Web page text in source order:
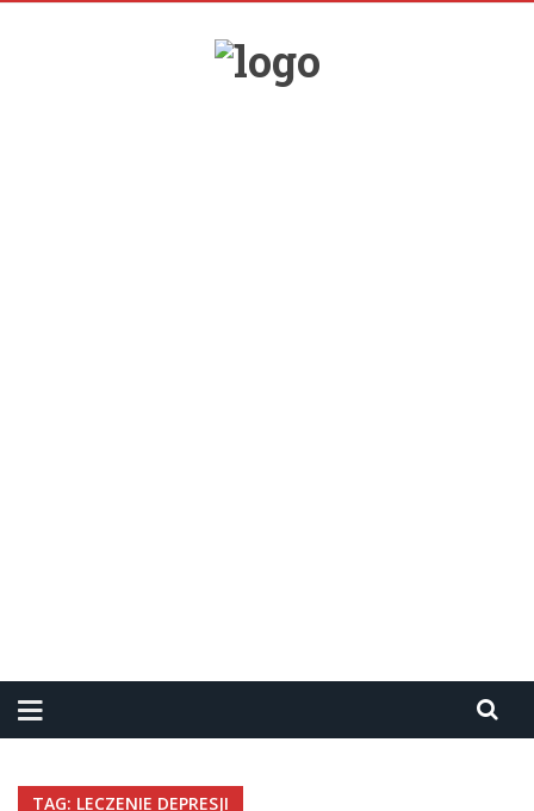
TAG: LECZENIE DEPRESJI